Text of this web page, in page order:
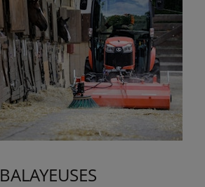
BALAYEUSES